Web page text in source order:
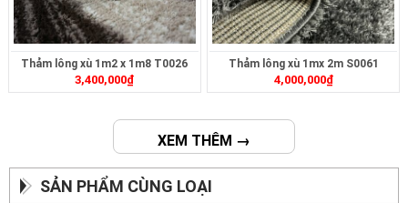
Thảm lông xù 1m2 x 1m8 T0026
3,400,000₫
Thảm lông xù 1mx 2m S0061
4,000,000₫
XEM THÊM →
SẢN PHẨM CÙNG LOẠI